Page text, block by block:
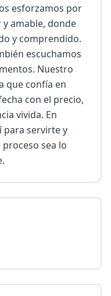
esforzamos por
amable, donde
y comprendido.
escuchamos
Nuestro
que confía en
con el precio,
vivida. En
para servirte y
sea lo